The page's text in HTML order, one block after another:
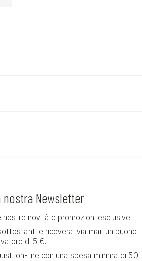
Newsletter
novità e promozioni esclusive.
e riceverai via mail un buono
di 5 €.
on-line con una spesa minima di 50